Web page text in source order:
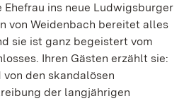
Ehefrau ins neue Ludwigsburger
von Weidenbach bereitet alles
sie ist ganz begeistert vom
Ihren Gästen erzählt sie:
den skandalösen
der langjährigen